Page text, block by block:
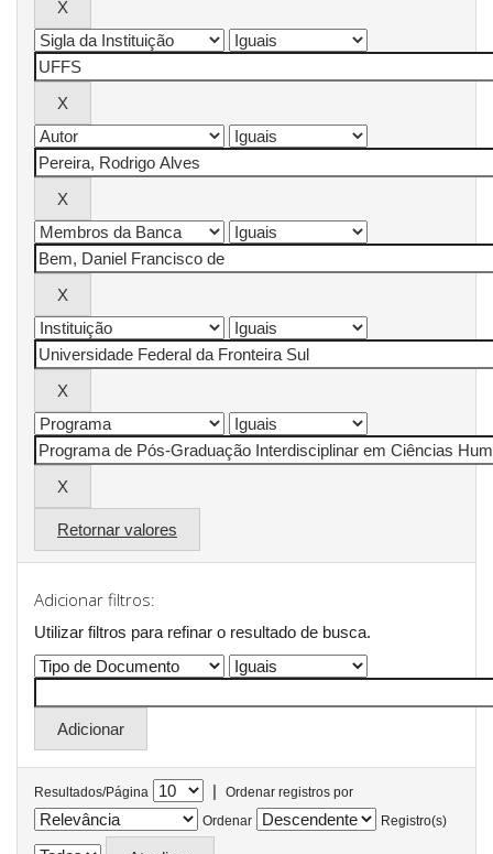
Retornar valores
Adicionar filtros:
Utilizar filtros para refinar o resultado de busca.
Resultados/Página |
Ordenar registros por
Ordenar
Registro(s)